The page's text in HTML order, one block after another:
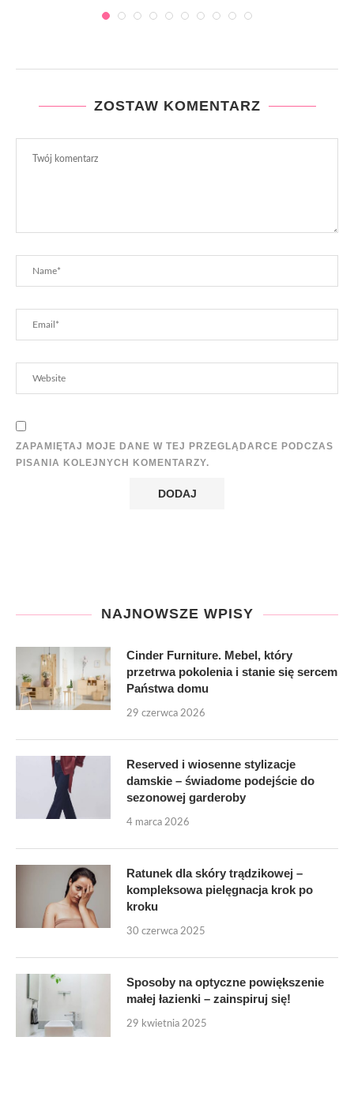
ZOSTAW KOMENTARZ
ZAPAMIĘTAJ MOJE DANE W TEJ PRZEGLĄDARCE PODCZAS
PISANIA KOLEJNYCH KOMENTARZY.
NAJNOWSZE WPISY
Cinder Furniture. Mebel, który
przetrwa pokolenia i stanie się sercem
Państwa domu
29 czerwca 2026
Reserved i wiosenne stylizacje
damskie – świadome podejście do
sezonowej garderoby
4 marca 2026
Ratunek dla skóry trądzikowej –
kompleksowa pielęgnacja krok po
kroku
30 czerwca 2025
Sposoby na optyczne powiększenie
małej łazienki – zainspiruj się!
29 kwietnia 2025